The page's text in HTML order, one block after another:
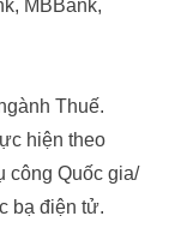
MBBank,
Thuế.
hiện theo
công Quốc gia/
bạ điện tử.